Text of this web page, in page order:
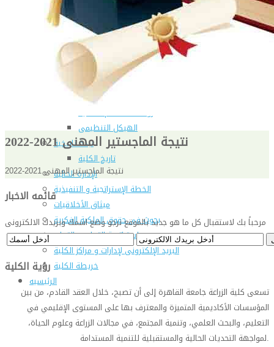
التعليم المفتوح
عن الكلية
شهادة الاعتماد من الهيئة القومية لضمان جودة التعليم و
الاعتماد
الإدارة
كلمة عميد الكلية
مجلس الكلية
رؤساء الأقسام العلمية
الهيكل التنظيمى
نبذة تاريخية
تاريخ الكلية
الإدارة الحالية
الخطة الإستراتجية و التنفيذية
ميثاق الأخلاقيات
بحوث فى حقوق الملكية الفكرية
إستراتجية التعليم والتعلم
البريد الإلكترونى لإدارات و مراكز الكلية
خريطة الكلية
الرئيسيه
نتيجة الماجستير المهنى 2021-2022
نتيجة الماجستير المهنى 2021-2022
قائمه الاخبار
مرحباً بك لاستقبال كل ما هو جديد بالموقع نرجو وضع اسمك وبريدك الالكترونى
رؤية الكلية
تسعى كلية الزراعة جامعة القاهرة إلى أن تصبح، خلال العقد القادم، من بين
المؤسسات الأكاديمية المتميزة والمعترف بها على المستوى الإقليمي في
التعليم، والبحث العلمي، وتنمية المجتمع، في مجالات الزراعة وعلوم الحياة،
لمواجهة التحديات الحالية والمستقبلية للتنمية المستدامة.